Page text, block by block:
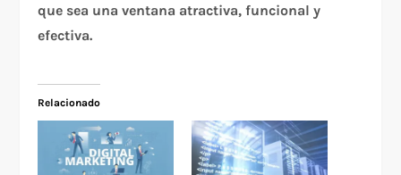
que sea una ventana atractiva, funcional y
efectiva.
Relacionado